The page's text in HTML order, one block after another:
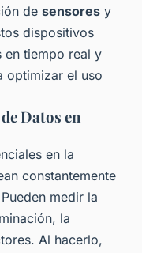
de sensores y
dispositivos
en tiempo real y
optimizar el uso
Datos en
en la
constantemente
medir la
la
Al hacerlo,